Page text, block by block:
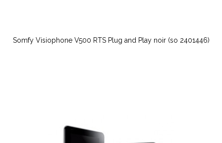
Somfy Visiophone V500 RTS Plug and Play noir (so 2401446)